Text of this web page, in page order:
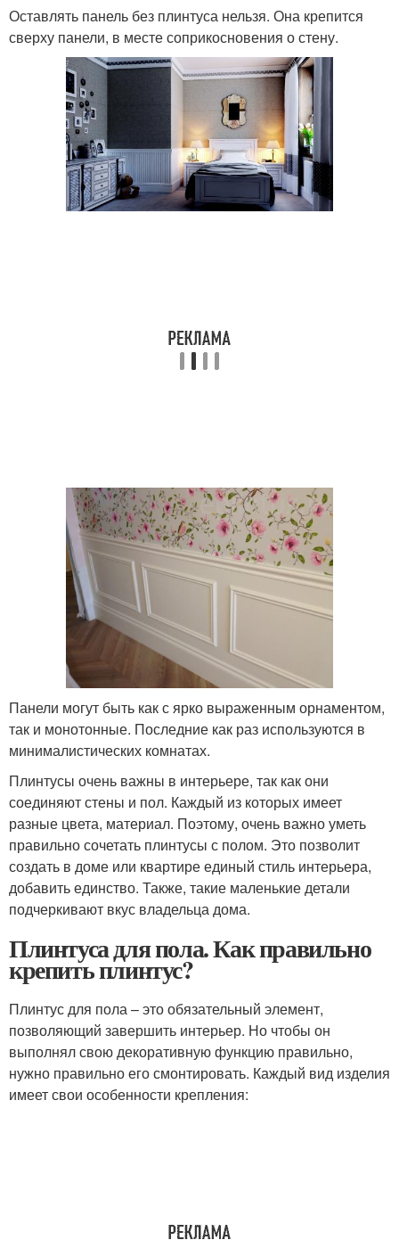
Оставлять панель без плинтуса нельзя. Она крепится
сверху панели, в месте соприкосновения о стену.
Панели могут быть как с ярко выраженным орнаментом,
так и монотонные. Последние как раз используются в
минималистических комнатах.
Плинтусы очень важны в интерьере, так как они
соединяют стены и пол. Каждый из которых имеет
разные цвета, материал. Поэтому, очень важно уметь
правильно сочетать плинтусы с полом. Это позволит
создать в доме или квартире единый стиль интерьера,
добавить единство. Также, такие маленькие детали
подчеркивают вкус владельца дома.
Плинтуса для пола. Как правильно
крепить плинтус?
Плинтус для пола – это обязательный элемент,
позволяющий завершить интерьер. Но чтобы он
выполнял свою декоративную функцию правильно,
нужно правильно его смонтировать. Каждый вид изделия
имеет свои особенности крепления: